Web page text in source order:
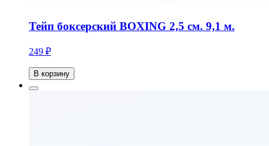
Тейп боксерский BOXING 2,5 см. 9,1 м.
249 ₽
В корзину